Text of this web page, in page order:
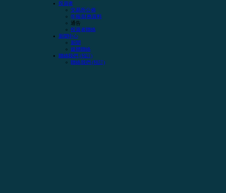
投資者
交易所公佈
年報/財務資料
通告
投資者聯絡
新聞中心
新聞
媒體聯絡
聯絡我們 (預訂)
聯絡我們 (預訂)